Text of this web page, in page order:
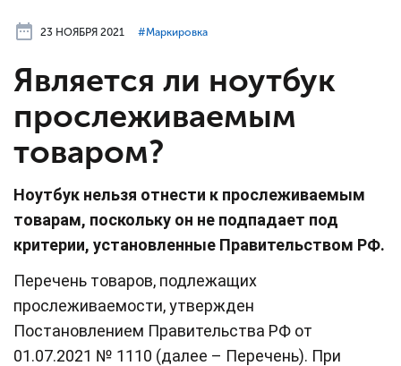
23 НОЯБРЯ 2021 #⁣Маркировка
Является ли ноутбук
прослеживаемым
товаром?
Ноутбук нельзя отнести к прослеживаемым
товарам, поскольку он не подпадает под
критерии, установленные Правительством РФ.
Перечень товаров, подлежащих
прослеживаемости, утвержден
Постановлением Правительства РФ от
01.07.2021 № 1110 (далее – Перечень). При